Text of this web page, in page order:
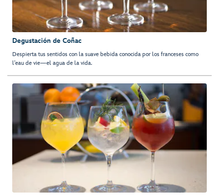
Degustación de Coñac
Despierta tus sentidos con la suave bebida conocida por los franceses como
l’eau de vie—el agua de la vida.